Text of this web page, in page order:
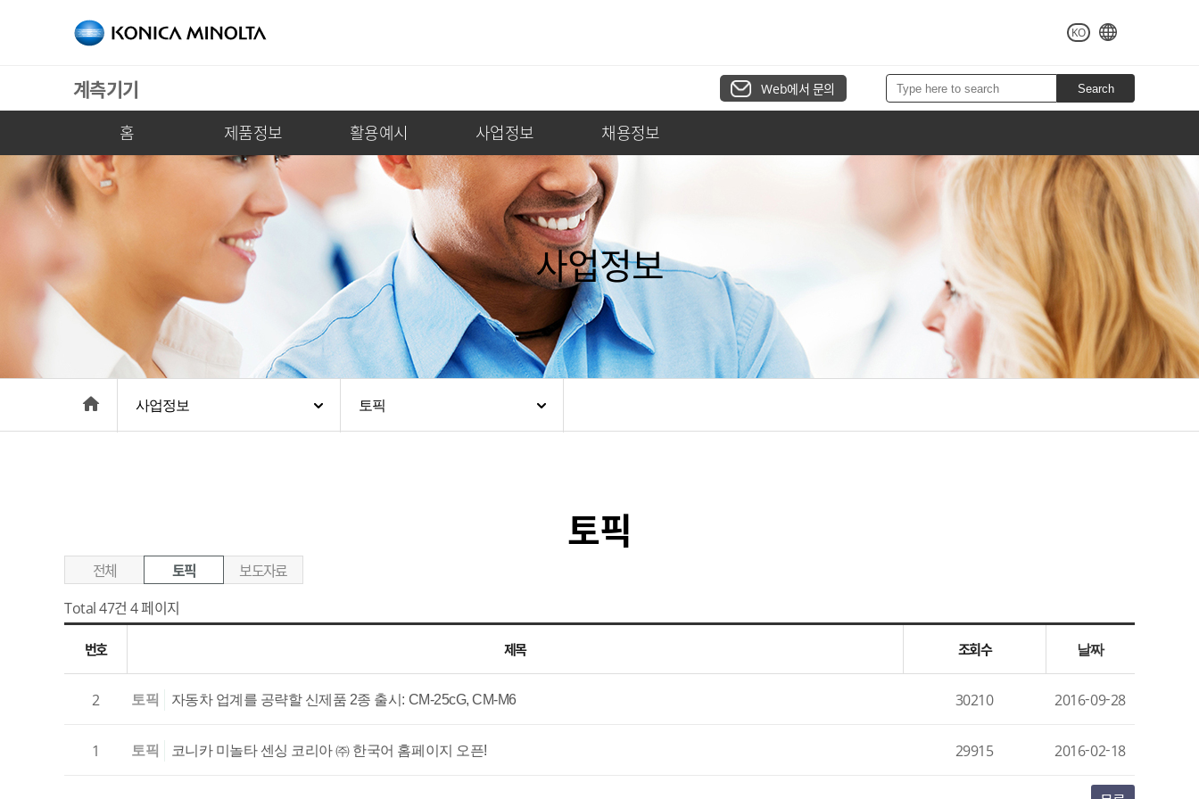
KO
계측기기 Web에서 문의 Search
홈 제품정보 활용예시 사업정보 채용정보
사업정보
home 사업정보 토픽
토픽
전체 토픽
보도자료
Total 47건 4 페이지
번호 제목 조회수 날짜
2 토픽 자동차 업계를 공략할 신제품 2종 출시: CM-25cG, CM-M6 30210 2016-09-28
1 토픽 코니카 미놀타 센싱 코리아 ㈜ 한국어 홈페이지 오픈! 29915 2016-02-18